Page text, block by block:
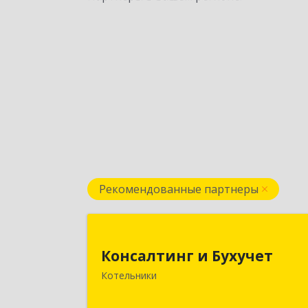
Рекомендованные партнеры
Консалтинг и Бухучет
Котельники
140054, Московская обл, Котельники
г, Карьерная ул, дом № 13, пом.1